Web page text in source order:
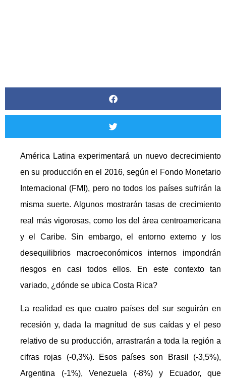
América Latina experimentará un nuevo decrecimiento
en su producción en el 2016, según el Fondo Monetario
Internacional (FMI), pero no todos los países sufrirán la
misma suerte. Algunos mostrarán tasas de crecimiento
real más vigorosas, como los del área centroamericana
y el Caribe. Sin embargo, el entorno externo y los
desequilibrios macroeconómicos internos impondrán
riesgos en casi todos ellos. En este contexto tan
variado, ¿dónde se ubica Costa Rica?
La realidad es que cuatro países del sur seguirán en
recesión y, dada la magnitud de sus caídas y el peso
relativo de su producción, arrastrarán a toda la región a
cifras rojas (-0,3%). Esos países son Brasil (-3,5%),
Argentina (-1%), Venezuela (-8%) y Ecuador, que